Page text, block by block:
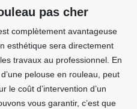
pas cher
complètement avantageuse
esthétique sera directement
travaux au professionnel. En
pelouse en rouleau, peut
le coût d’intervention d’un
vous garantir, c’est que